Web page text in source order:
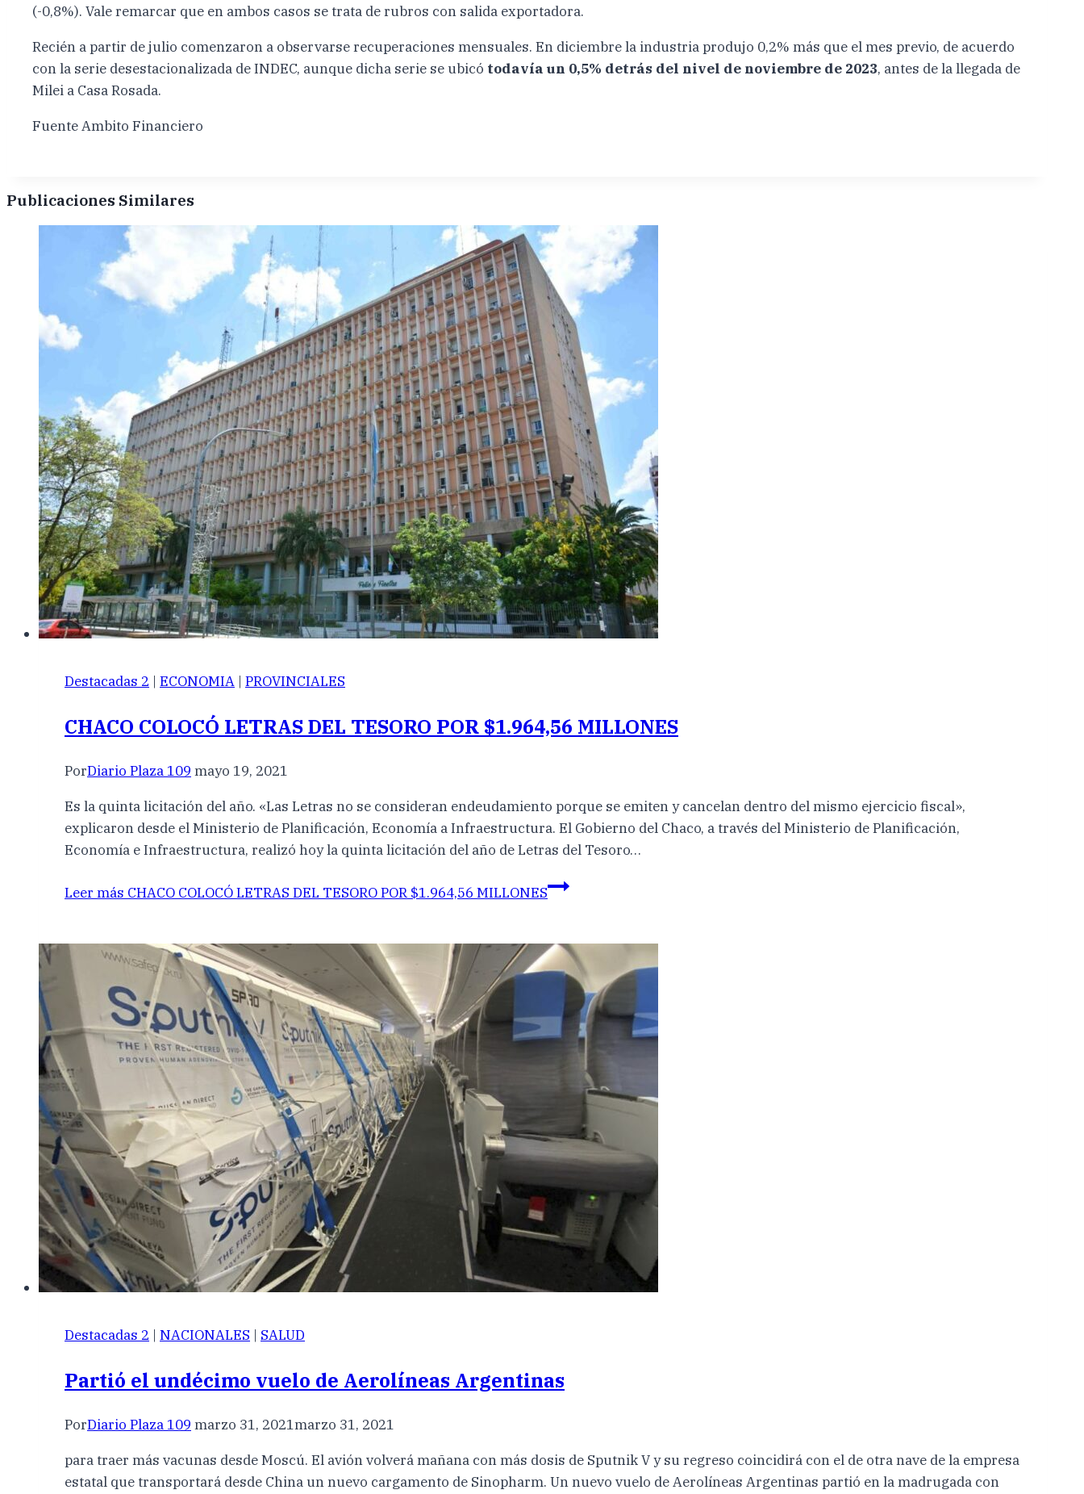
(-0,8%). Vale remarcar que en ambos casos se trata de rubros con salida exportadora.
Recién a partir de julio comenzaron a observarse recuperaciones mensuales. En diciembre la industria produjo 0,2% más que el mes previo, de acuerdo
con la serie desestacionalizada de INDEC, aunque dicha serie se ubicó todavía un 0,5% detrás del nivel de noviembre de 2023, antes de la llegada de
Milei a Casa Rosada.
Fuente Ambito Financiero
Publicaciones Similares
Destacadas 2 | ECONOMIA | PROVINCIALES
CHACO COLOCÓ LETRAS DEL TESORO POR $1.964,56 MILLONES
PorDiario Plaza 109 mayo 19, 2021
Es la quinta licitación del año. «Las Letras no se consideran endeudamiento porque se emiten y cancelan dentro del mismo ejercicio fiscal»,
explicaron desde el Ministerio de Planificación, Economía a Infraestructura. El Gobierno del Chaco, a través del Ministerio de Planificación,
Economía e Infraestructura, realizó hoy la quinta licitación del año de Letras del Tesoro…
Leer más CHACO COLOCÓ LETRAS DEL TESORO POR $1.964,56 MILLONES
Destacadas 2 | NACIONALES | SALUD
Partió el undécimo vuelo de Aerolíneas Argentinas
PorDiario Plaza 109 marzo 31, 2021marzo 31, 2021
para traer más vacunas desde Moscú. El avión volverá mañana con más dosis de Sputnik V y su regreso coincidirá con el de otra nave de la empresa
estatal que transportará desde China un nuevo cargamento de Sinopharm. Un nuevo vuelo de Aerolíneas Argentinas partió en la madrugada con